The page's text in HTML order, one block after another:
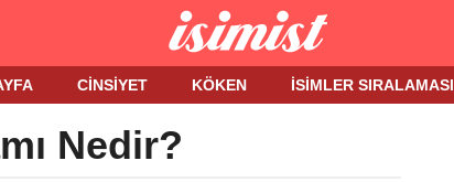
CINSIYET KÖKEN İSIMLER SIRALAMASI
Nedir?